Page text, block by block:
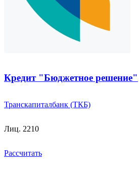
Кредит "Бюджетное решение"
Транскапиталбанк (ТКБ)
Лиц. 2210
Рассчитать